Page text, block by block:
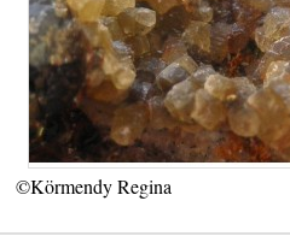
©Körmendy Regina